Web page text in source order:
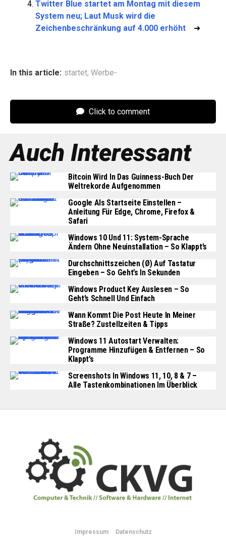
Twitter Blue startet am Montag mit diesem
System neu; Laut Musk wird die
Zeichenbeschränkung auf 4.000 erhöht ➜
In this article: startet, Werbe-
Click to comment
Auch Interessant
Bitcoin Wird In Das Guinness-Buch Der
Weltrekorde Aufgenommen
Google Als Startseite Einstellen –
Anleitung Für Edge, Chrome, Firefox &
Safari
Windows 10 Und 11: System-Sprache
Ändern Ohne Neuinstallation – So Klappt’s
Durchschnittszeichen (Ø) Auf Tastatur
Eingeben – So Geht’s In Sekunden
Windows Product Key Auslesen – So
Geht’s Schnell Und Einfach
Wann Kommt Die Post Heute In Meiner
Straße? Zustellzeiten & Tipps
Windows 11 Autostart Verwalten:
Programme Hinzufügen & Entfernen – So
Klappt’s
Screenshots In Windows 11, 10, 8 & 7 –
Alle Tastenkombinationen Im Überblick
Impressum Datenschutz